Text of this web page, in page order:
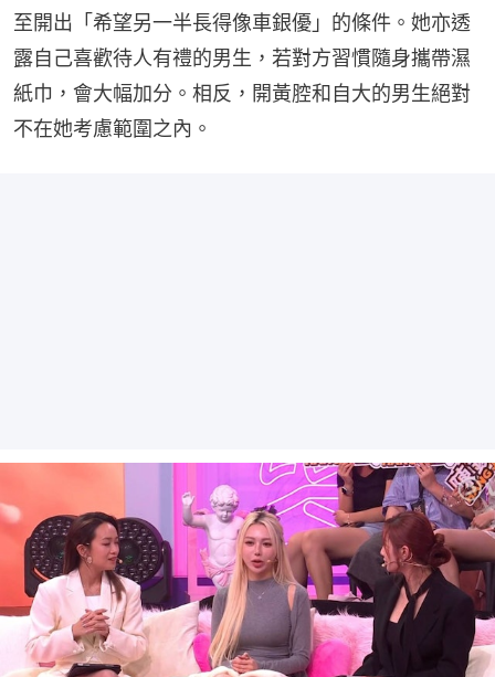
至開出「希望另一半長得像車銀優」的條件。她亦透
露自己喜歡待人有禮的男生，若對方習慣隨身攜帶濕
紙巾，會大幅加分。相反，開黃腔和自大的男生絕對
不在她考慮範圍之內。